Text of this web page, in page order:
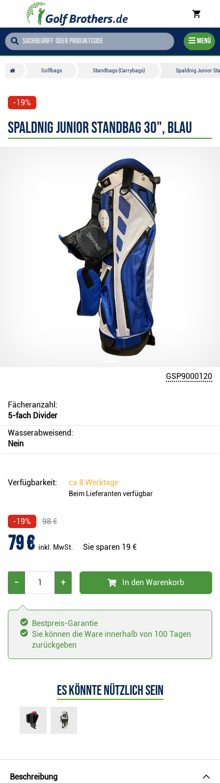
Menü
Golfbags Standbags (Carrybags) Spaldnig Junior
-19%
Spaldnig Junior Standbag 30", blau
GSP9000120
Fächeranzahl:
5-fach Divider
Wasserabweisend:
Nein
Verfügbarkeit: ca 8 Werktage
Beim Lieferanten verfügbar
-19% 98 €
79 € inkl. MwSt. Sie sparen 19 €
− + In den Warenkorb
Bestpreis-Garantie
Sie können die Ware innerhalb von 100 Tagen
zurückgeben
Es könnte nützlich sein
Beschreibung